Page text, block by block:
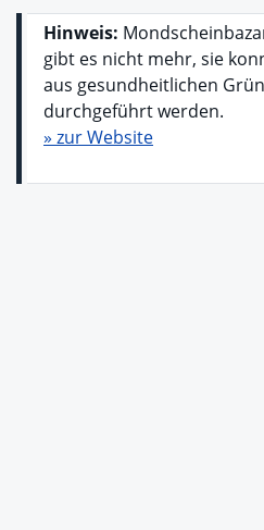
Hinweis:
gibt es nicht mehr, sie
aus gesundheitlichen
durchgeführt werden.
» zur Website